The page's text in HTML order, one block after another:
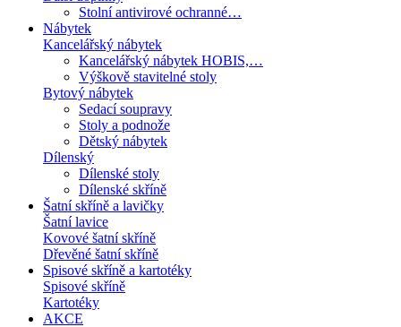
Stolní antivirové ochranné…
Nábytek
Kancelářský nábytek
Kancelářský nábytek HOBIS,…
Výškově stavitelné stoly
Bytový nábytek
Sedací soupravy
Stoly a podnože
Dětský nábytek
Dílenský
Dílenské stoly
Dílenské skříně
Šatní skříně a lavičky
Šatní lavice
Kovové šatní skříně
Dřevěné šatní skříně
Spisové skříně a kartotéky
Spisové skříně
Kartotéky
AKCE